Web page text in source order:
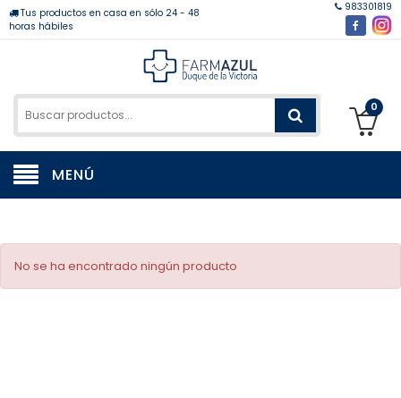
Tus productos en casa en sólo 24 - 48
horas hábiles
983301819
0
MENÚ
No se ha encontrado ningún producto